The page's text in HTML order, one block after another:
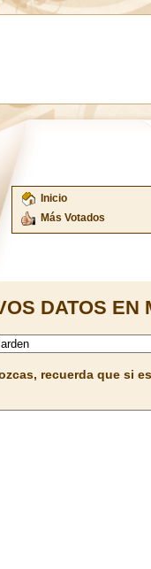
Inicio
Más Votados
DATOS EN
recuerda que si